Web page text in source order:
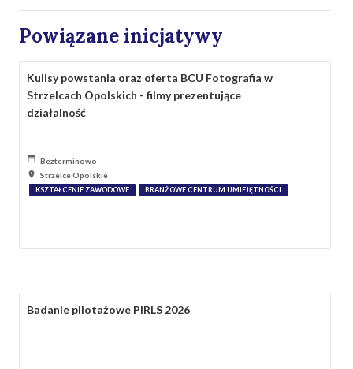
Powiązane inicjatywy
Kulisy powstania oraz oferta BCU Fotografia w
Strzelcach Opolskich - filmy prezentujące
działalność
Bezterminowo
Strzelce Opolskie
KSZTAŁCENIE ZAWODOWE BRANŻOWE CENTRUM UMIEJĘTNOŚCI
Badanie pilotażowe PIRLS 2026